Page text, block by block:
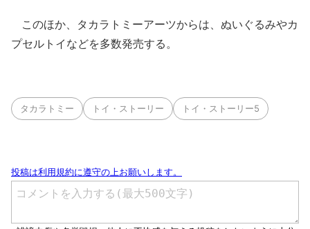
このほか、タカラトミーアーツからは、ぬいぐるみやカ
プセルトイなどを多数発売する。
タカラトミー トイ・ストーリー トイ・ストーリー5